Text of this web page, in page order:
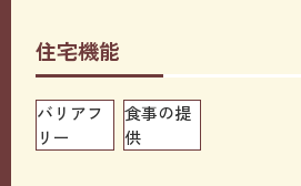
住宅機能
バリアフ
リー
食事の提
供